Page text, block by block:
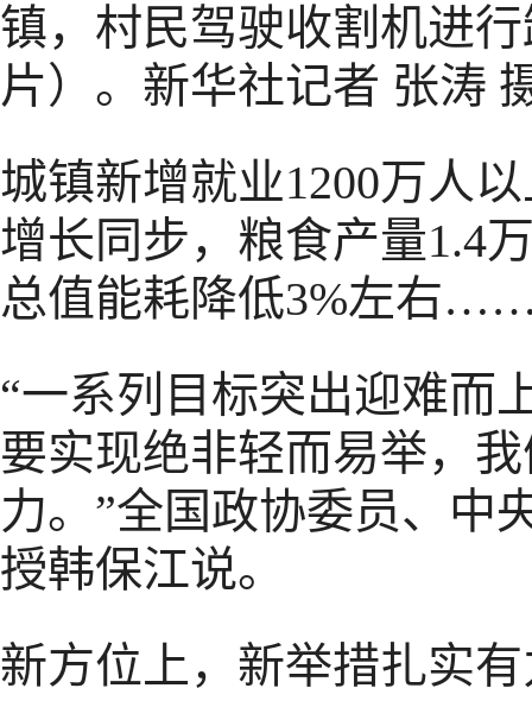
镇，村民驾驶收割机进
片）。新华社记者 张涛
城镇新增就业1200万人
增长同步，粮食产量1.4
总值能耗降低3%左右
“一系列目标突出迎难而
要实现绝非轻而易举，
力。”全国政协委员、中
授韩保江说。
新方位上，新举措扎实